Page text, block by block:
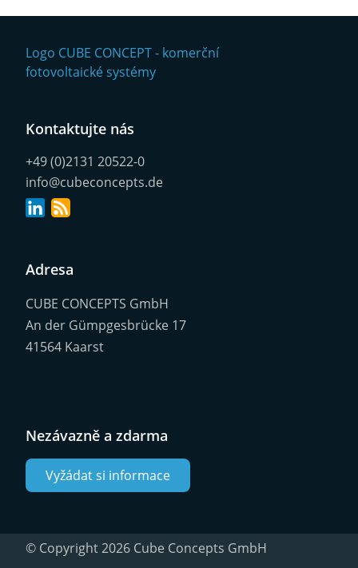
Kontaktujte nás
+49 (0)2131 20522-0
info@cubeconcepts.de
Adresa
CUBE CONCEPTS GmbH
An der Gümpgesbrücke 17
41564 Kaarst
Nezávazně a zdarma
Vyžádat si informace
© Copyright 2026 Cube Concepts GmbH